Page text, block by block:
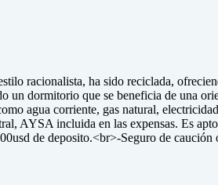
racionalista, ha sido reciclada,
dormitorio que se beneficia de una
agua corriente, gas natural,
AYSA incluida en las expensas. Es
de deposito.<br>-Seguro de